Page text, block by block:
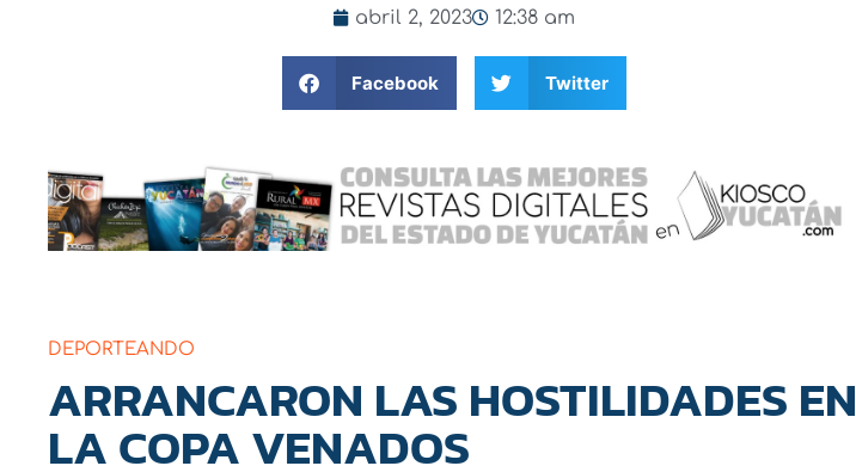
abril 2, 2023 12:38 am
Facebook Twitter
DEPORTEANDO
ARRANCARON LAS HOSTILIDADES EN
LA COPA VENADOS